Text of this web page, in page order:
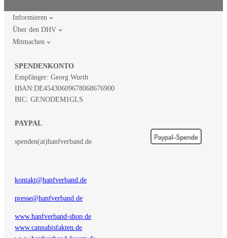
Informieren
Über den DHV
Mitmachen
SPENDENKONTO
Empfänger: Georg Wurth
IBAN:DE45430609678068676900
BIC: GENODEM1GLS
PAYPAL
spenden(at)hanfverband.de
kontakt@hanfverband.de
presse@hanfverband.de
www.hanfverband-shop.de
www.cannabisfakten.de